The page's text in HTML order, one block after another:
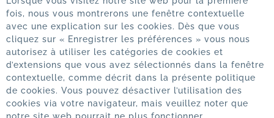
fois, nous vous montrerons une fenêtre contextuelle
avec une explication sur les cookies. Dès que vous
cliquez sur « Enregistrer les préférences » vous nous
autorisez à utiliser les catégories de cookies et
d’extensions que vous avez sélectionnés dans la fenêtre
contextuelle, comme décrit dans la présente politique
de cookies. Vous pouvez désactiver l’utilisation des
cookies via votre navigateur, mais veuillez noter que